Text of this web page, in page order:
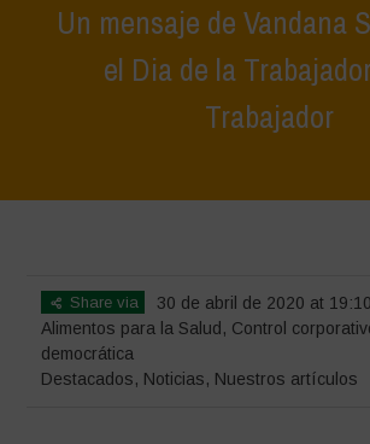
Un mensaje de Vandana
el Dia de la
Trabajador
Share via
30 de abril de 2020 at 19:10
Alimentos para la Salud , Control
democrática
Destacados, Noticias, Nuestros artículos